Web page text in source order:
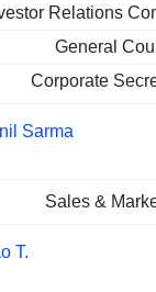
Relations
General
Corporate
Sarma
Sales &
T.